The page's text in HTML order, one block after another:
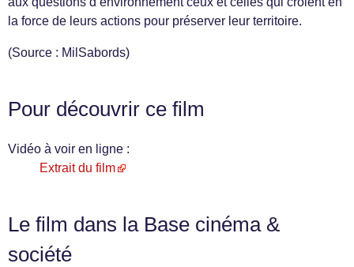
la force de leurs actions pour préserver leur territoire.
(Source : MilSabords)
Pour découvrir ce film
Vidéo à voir en ligne :
Extrait du film
Le film dans la Base cinéma &
société